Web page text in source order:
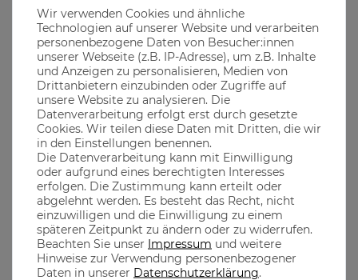
Produktbeschreibung
The casual Monks steht für qualitativ hochwertige Mode
designed in München, dem Herzen Bayerns
Motive für jeden echten Bayer, der seine Heimatliebe auch
neben der Tracht in seiner Freizeit zeigen will
Stylischer Beanie mit edlem Bandit Patch
Genau das richtige für die kalten Tage
Material
Edel verarbeiteter Patch
Wir verwenden Cookies und ähnliche
Technologien auf unserer Website und verarbeiten
personenbezogene Daten von Besucher:innen
unserer Webseite (z.B. IP-Adresse), um z.B. Inhalte
und Anzeigen zu personalisieren, Medien von
Drittanbietern einzubinden oder Zugriffe auf
unsere Website zu analysieren. Die
Datenverarbeitung erfolgt erst durch gesetzte
Cookies. Wir teilen diese Daten mit Dritten, die wir
in den Einstellungen benennen.
Die Datenverarbeitung kann mit Einwilligung
oder aufgrund eines berechtigten Interesses
erfolgen. Die Zustimmung kann erteilt oder
abgelehnt werden. Es besteht das Recht, nicht
einzuwilligen und die Einwilligung zu einem
späteren Zeitpunkt zu ändern oder zu widerrufen.
Beachten Sie unser Impressum und weitere
Hinweise zur Verwendung personenbezogener
Daten in unserer Daten­schutz­erklärung.